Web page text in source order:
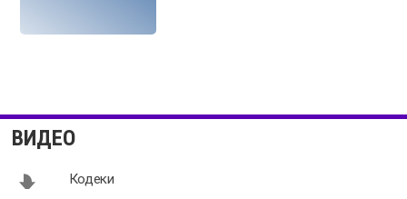
ВИДЕО
Кодеки